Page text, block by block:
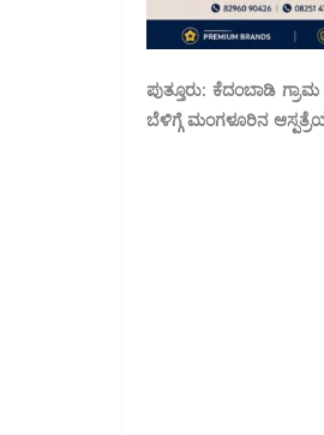
ಪುತ್ತೂರು: ಕೆದಂಬಾಡಿ
ಬೆಳಿಗ್ಗೆ ಮಂಗಳೂರಿನ